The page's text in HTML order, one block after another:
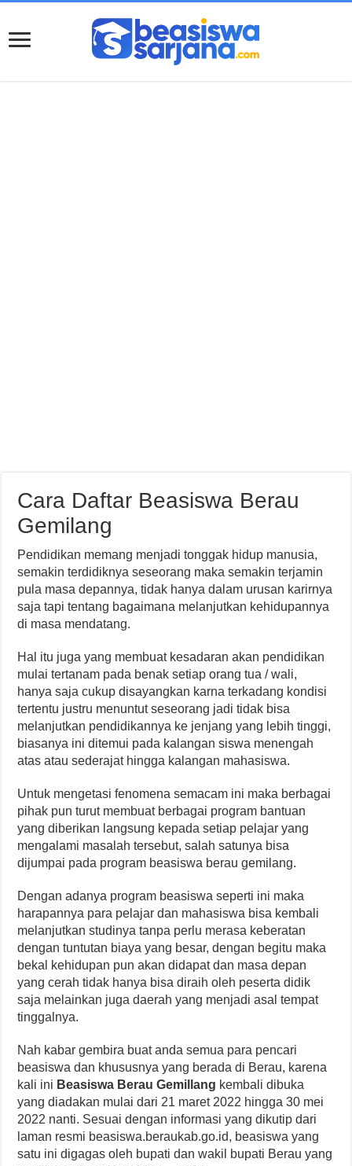
Cara Daftar Beasiswa Berau
Gemilang
Pendidikan memang menjadi tonggak hidup manusia,
semakin terdidiknya seseorang maka semakin terjamin
pula masa depannya, tidak hanya dalam urusan karirnya
saja tapi tentang bagaimana melanjutkan kehidupannya
di masa mendatang.
Hal itu juga yang membuat kesadaran akan pendidikan
mulai tertanam pada benak setiap orang tua / wali,
hanya saja cukup disayangkan karna terkadang kondisi
tertentu justru menuntut seseorang jadi tidak bisa
melanjutkan pendidikannya ke jenjang yang lebih tinggi,
biasanya ini ditemui pada kalangan siswa menengah
atas atau sederajat hingga kalangan mahasiswa.
Untuk mengetasi fenomena semacam ini maka berbagai
pihak pun turut membuat berbagai program bantuan
yang diberikan langsung kepada setiap pelajar yang
mengalami masalah tersebut, salah satunya bisa
dijumpai pada program beasiswa berau gemilang.
Dengan adanya program beasiswa seperti ini maka
harapannya para pelajar dan mahasiswa bisa kembali
melanjutkan studinya tanpa perlu merasa keberatan
dengan tuntutan biaya yang besar, dengan begitu maka
bekal kehidupan pun akan didapat dan masa depan
yang cerah tidak hanya bisa diraih oleh peserta didik
saja melainkan juga daerah yang menjadi asal tempat
tinggalnya.
Nah kabar gembira buat anda semua para pencari
beasiswa dan khususnya yang berada di Berau, karena
kali ini Beasiswa Berau Gemillang kembali dibuka
yang diadakan mulai dari 21 maret 2022 hingga 30 mei
2022 nanti. Sesuai dengan informasi yang dikutip dari
laman resmi beasiswa.beraukab.go.id, beasiswa yang
satu ini digagas oleh bupati dan wakil bupati Berau yang